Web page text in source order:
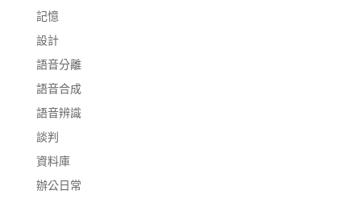
記憶
設計
語音分離
語音合成
語音辨識
談判
資料庫
辦公日常